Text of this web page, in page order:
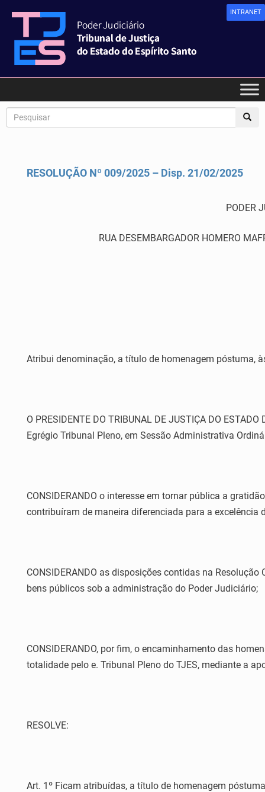
INTRANET
RESOLUÇÃO Nº 009/2025 – Disp. 21/02/2025
PODER
RUA DESEMBARGADOR HOMERO
Atribui denominação, a título de homenagem póstuma,
O PRESIDENTE DO TRIBUNAL DE JUSTIÇA DO
Egrégio Tribunal Pleno, em Sessão Administrativa
CONSIDERANDO o interesse em tornar pública a
contribuíram de maneira diferenciada para a
CONSIDERANDO as disposições contidas na
bens públicos sob a administração do Poder Judiciário;
CONSIDERANDO, por fim, o encaminhamento das
totalidade pelo e. Tribunal Pleno do TJES, mediante a
RESOLVE:
Art. 1º Ficam atribuídas, a título de homenagem